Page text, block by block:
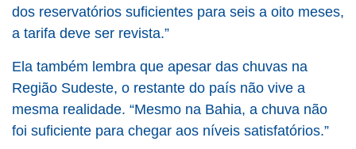
dos reservatórios suficientes para seis a oito meses,
a tarifa deve ser revista.”
Ela também lembra que apesar das chuvas na
Região Sudeste, o restante do país não vive a
mesma realidade. “Mesmo na Bahia, a chuva não
foi suficiente para chegar aos níveis satisfatórios.”